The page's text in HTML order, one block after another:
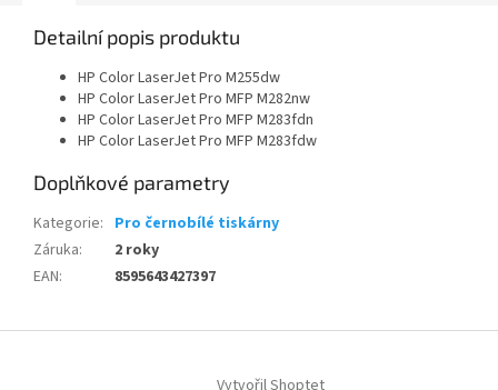
Detailní popis produktu
HP Color LaserJet Pro M255dw
HP Color LaserJet Pro MFP M282nw
HP Color LaserJet Pro MFP M283fdn
HP Color LaserJet Pro MFP M283fdw
Doplňkové parametry
Kategorie: Pro černobílé tiskárny
Záruka:
2 roky
EAN: 8595643427397